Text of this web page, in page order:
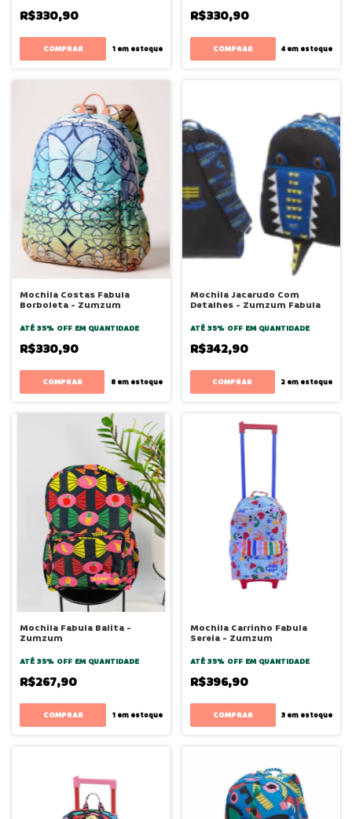
R$330,90
1em estoque
R$330,90
4 em estoque
Mochila Costas Fabula
Borboleta - Zumzum
ATÉ 35% OFF EM QUANTIDADE
R$330,90
8em estoque
Mochila Jacarudo Com
Detalhes - Zumzum Fabula
ATÉ 35% OFF EM QUANTIDADE
R$342,90
2 em estoque
Mochila Fabula Balita -
Zumzum
ATÉ 35% OFF EM QUANTIDADE
R$267,90
1em estoque
Mochila Carrinho Fabula
Sereia - Zumzum
ATÉ 35% OFF EM QUANTIDADE
R$396,90
3 em estoque